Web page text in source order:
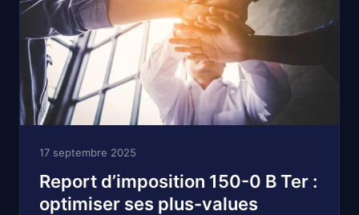
17 septembre 2025
Report d’imposition 150-0 B Ter :
optimiser ses plus-values